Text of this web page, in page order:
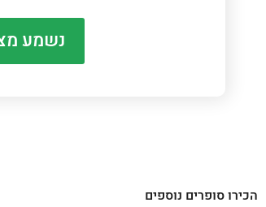
נשמע
הכירו סופרים נוספים